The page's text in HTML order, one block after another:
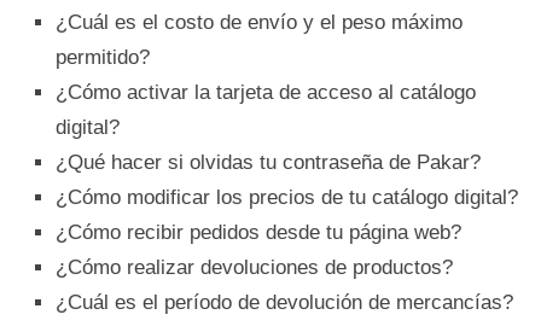
¿Cuál es el costo de envío y el peso máximo
permitido?
¿Cómo activar la tarjeta de acceso al catálogo
digital?
¿Qué hacer si olvidas tu contraseña de Pakar?
¿Cómo modificar los precios de tu catálogo digital?
¿Cómo recibir pedidos desde tu página web?
¿Cómo realizar devoluciones de productos?
¿Cuál es el período de devolución de mercancías?